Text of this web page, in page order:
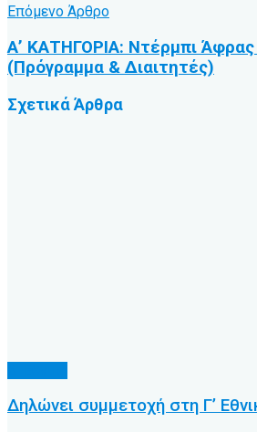
Επόμενο Άρθρο
Α’ ΚΑΤΗΓΟΡΙΑ: Ντέρμπι
(Πρόγραμμα & Διαιτητές)
ΣχετικάΆρθρα
Δηλώνει συμμετοχή στη Γ’